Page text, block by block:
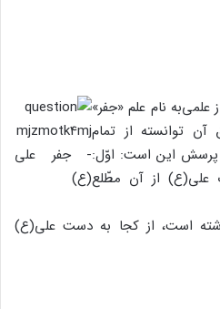
علمی‌به نام علم «جفر»
توانسته از تمام
پرسش این است: اوّل:
علی(ع) از آن مطّلع
است، از کجا به دست علی(ع)